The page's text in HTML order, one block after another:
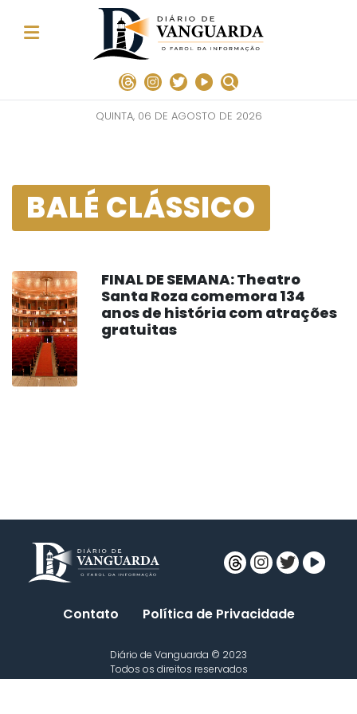
QUINTA, 06 DE AGOSTO DE 2026
BALÉ CLÁSSICO
FINAL DE SEMANA: Theatro
Santa Roza comemora 134
anos de história com atrações
gratuitas
Contato Política de Privacidade
Diário de Vanguarda © 2023
Todos os direitos reservados